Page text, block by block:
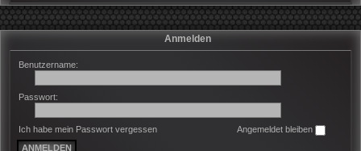
Anmelden
Benutzername:
Passwort:
Ich habe mein Passwort vergessen Angemeldet bleiben